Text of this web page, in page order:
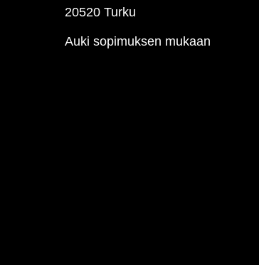
20520 Turku
Auki sopimuksen mukaan